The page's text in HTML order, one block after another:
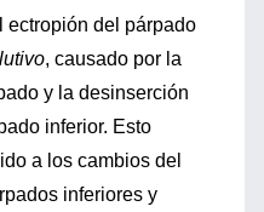
ectropión del párpado
, causado por la
y la desinserción
inferior. Esto
a los cambios del
inferiores y